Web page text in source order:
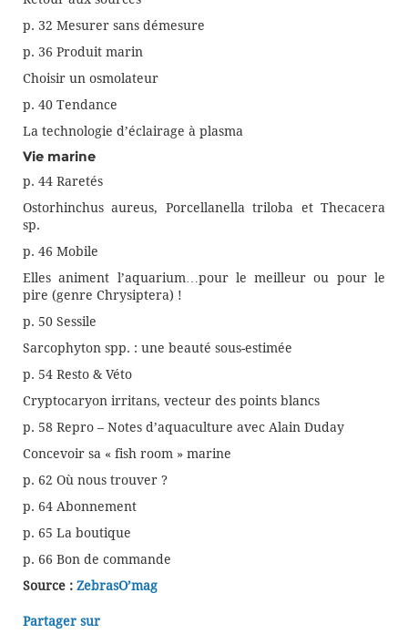
p. 32 Mesurer sans démesure
p. 36 Produit marin
Choisir un osmolateur
p. 40 Tendance
La technologie d’éclairage à plasma
Vie marine
p. 44 Raretés
Ostorhinchus aureus, Porcellanella triloba et Thecacera
sp.
p. 46 Mobile
Elles animent l’aquarium…pour le meilleur ou pour le
pire (genre Chrysiptera) !
p. 50 Sessile
Sarcophyton spp. : une beauté sous-estimée
p. 54 Resto & Véto
Cryptocaryon irritans, vecteur des points blancs
p. 58 Repro – Notes d’aquaculture avec Alain Duday
Concevoir sa « fish room » marine
p. 62 Où nous trouver ?
p. 64 Abonnement
p. 65 La boutique
p. 66 Bon de commande
Source : ZebrasO’mag
Partager sur